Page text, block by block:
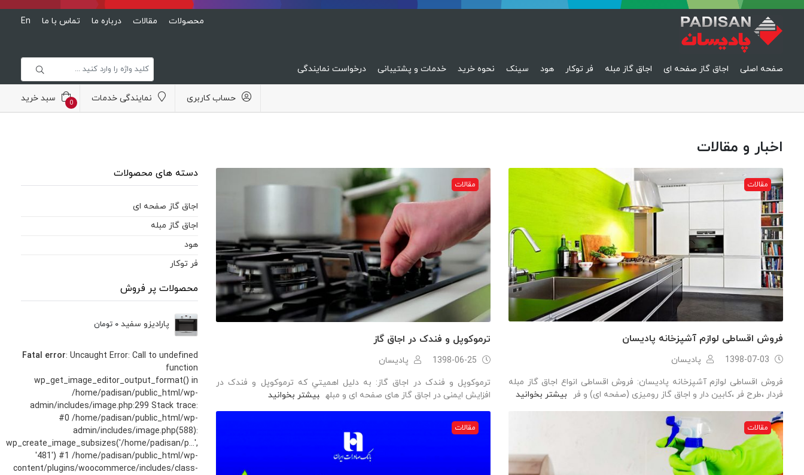
محصولات مقالات درباره ما تماس با ما En
صفحه اصلی اجاق گاز صفحه ای اجاق گاز مبله فر توکار هود سینک نحوه خرید خدمات و پشتیبانی درخواست نمایندگی
0 سبد خرید نمایندگی خدمات حساب کاربری
اخبار و مقالات
مقالات
فروش اقساطی لوازم آشپزخانه پادیسان
1398-07-03
پادیسان
فروش اقساطی لوازم آشپزخانه پادیسان: فروش اقساطی انواع اجاق گاز مبله
فردار ،طرح فر ،کابین دار و اجاق گاز رومیزی (صفحه ای) و فر
بیشتر بخوانید
مقالات
ترموکوپل و فندک در اجاق گاز
1398-06-25
پادیسان
ترموکوپل و فندک در اجاق گاز: به دليل اهميتي که ترموکوپل و فندک در
افزایش ایمنی در اجاق گاز های صفحه ای و مبله بیشتر بخوانید
مقالات مقالات
دسته های محصولات
اجاق گاز صفحه ای
اجاق گاز مبله
هود
فر توکار
محصولات پر فروش
پارادیزو سفید ۰ تومان
Fatal error: Uncaught Error: Call to undefined
function
wp_get_image_editor_output_format() in
/home/padisan/public_html/wp-
admin/includes/image.php:299 Stack trace:
#0 /home/padisan/public_html/wp-
admin/includes/image.php(588):
wp_create_image_subsizes('/home/padisan/p...',
'481') #1 /home/padisan/public_html/wp-
content/plugins/woocommerce/includes/class-